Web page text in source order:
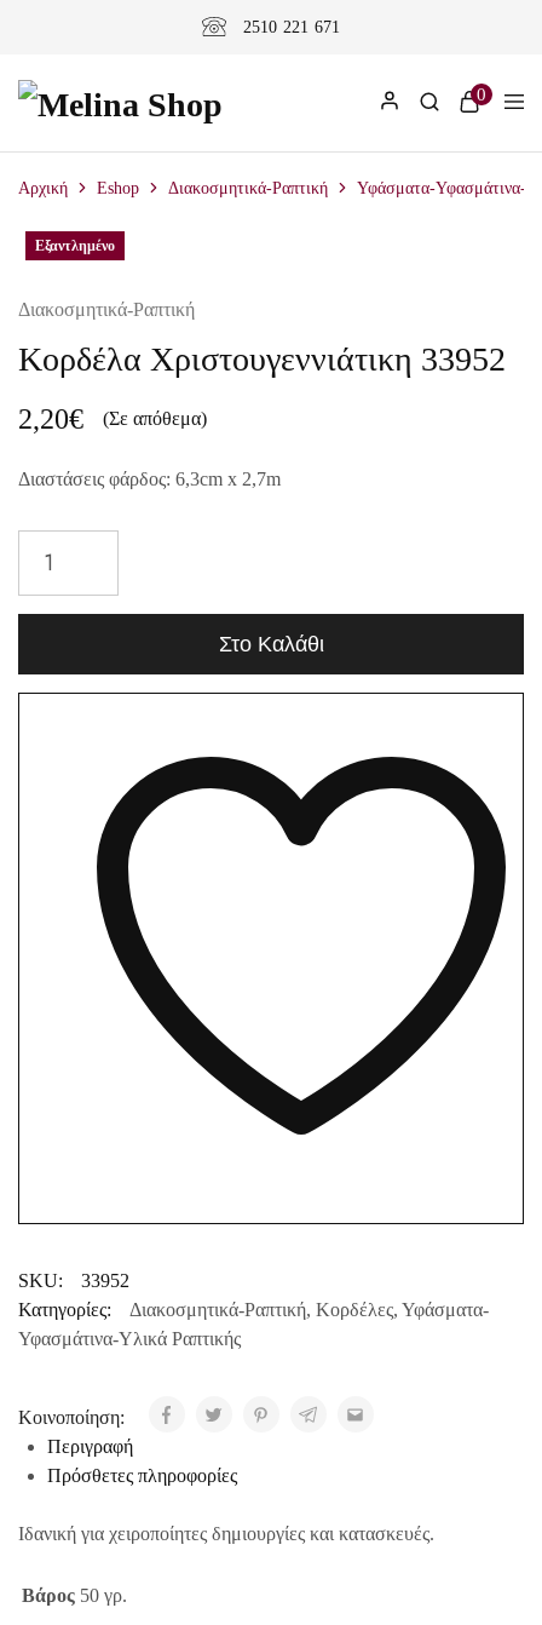
2510 221 671
0
Αρχική Eshop Διακοσμητικά-Ραπτική Υφάσματα-Υφασμάτινα-
Διακοσμητικά-Ραπτική
Κορδέλα Χριστουγεννιάτικη 33952
2,20€ (Σε απόθεμα)
Διαστάσεις φάρδος: 6,3cm x 2,7m
Στο Καλάθι
SKU:
33952
Κατηγορίες:
Διακοσμητικά-Ραπτική, Κορδέλες, Υφάσματα-
Υφασμάτινα-Υλικά Ραπτικής
Κοινοποίηση:
Περιγραφή
Πρόσθετες πληροφορίες
Ιδανική για χειροποίητες δημιουργίες και κατασκευές.
Βάρος 50 γρ.
Εξαντλημένο